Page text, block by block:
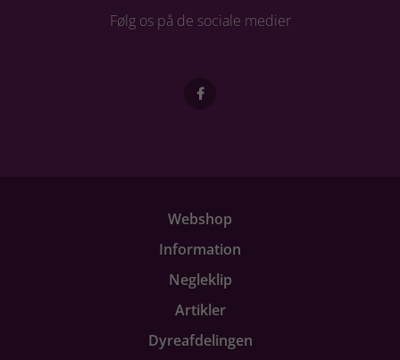
Følg os på de sociale medier
Webshop
Information
Negleklip
Artikler
Dyreafdelingen